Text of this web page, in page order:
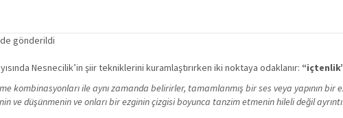
gönderildi
Nesnecilik’in şiir tekniklerini kuramlaştırırken iki noktaya odaklanır:
kombinasyonları ile aynı zamanda belirirler, tamamlanmış bir ses veya yapının
ve düşünmenin ve onları bir ezginin çizgisi boyunca tanzim etmenin hileli değil